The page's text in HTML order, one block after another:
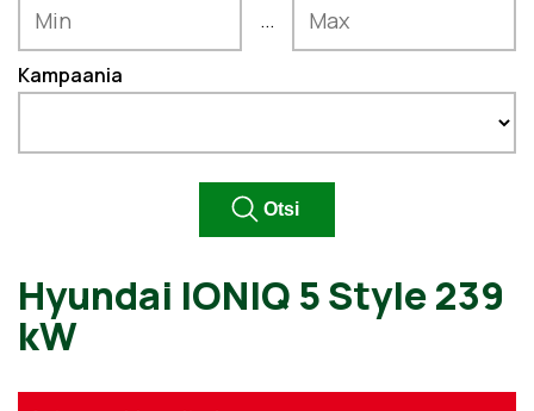
...
Kampaania
Hyundai IONIQ 5 Style 239
kW